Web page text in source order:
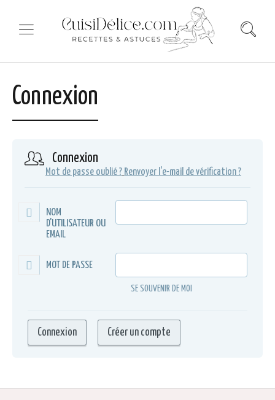
Connexion
Connexion
Mot de passe oublié ? Renvoyer l'e-mail de vérification ?
NOM
D'UTILISATEUR OU
EMAIL
MOT DE PASSE
SE SOUVENIR DE MOI